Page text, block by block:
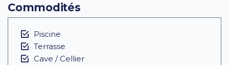
Commodités
Piscine
Terrasse
Cave / Cellier